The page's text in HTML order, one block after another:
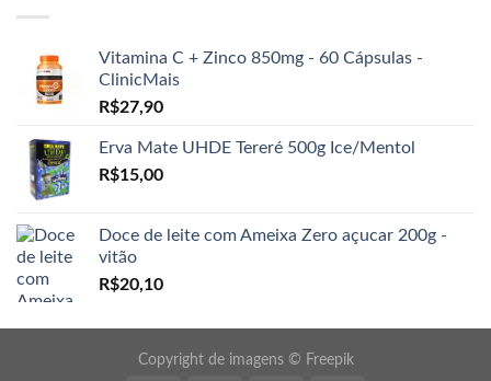
Vitamina C + Zinco 850mg - 60 Cápsulas -
ClinicMais
R$27,90
Erva Mate UHDE Tereré 500g Ice/Mentol
R$15,00
Doce de leite com Ameixa Zero açucar 200g -
vitão
R$20,10
Copyright de imagens © Freepik